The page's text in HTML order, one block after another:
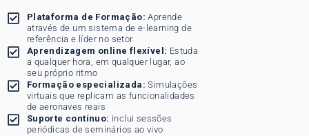
Plataforma de Formação:Aprende
através de um sistema de e-learning de
referência e líder no setor
Aprendizagem online flexível: Estuda
a qualquer hora, em qualquer lugar, ao
seu próprio ritmo
Formação especializada:Simulações
virtuais que replicam as funcionalidades
de aeronaves reais
Suporte contínuo: inclui sessões
periódicas de seminários ao vivo